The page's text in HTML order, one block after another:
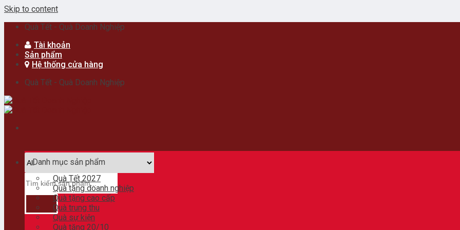
Skip to content
Quà Tết - Quà Doanh Nghiệp
Tài khoản
Sản phẩm
Hệ thống cửa hàng
Quà Tết - Quà Doanh Nghiệp
Danh mục sản phẩm
Quà Tết 2027
Quà tặng doanh nghiệp
Quà tặng cao cấp
Quà trung thu
Quà sự kiện
Quà tặng 20/10